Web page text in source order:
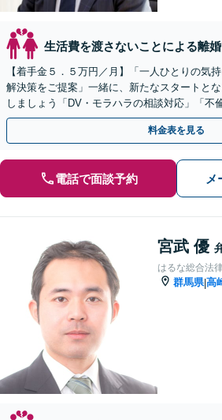
生活費を渡さないことによる離
【着手金５．５万円／月】「一人ひとりの気
解決策をご提案」一緒に、新たなスタートと
しましょう「DV・モラハラの相談対応」「不
豊富な実績あり」【休日・夜間相談可】
料金表を見る
電話で面談予約 メ
宮武 優
はるな総合法
群馬県|高